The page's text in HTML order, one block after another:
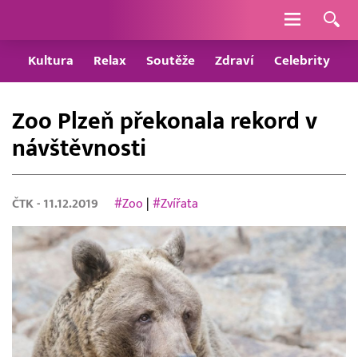
Navigace
Kultura Relax Soutěže Zdraví Celebrity
Zoo Plzeň překonala rekord v
návštěvnosti
ČTK - 11.12.2019 #Zoo |#Zvířata